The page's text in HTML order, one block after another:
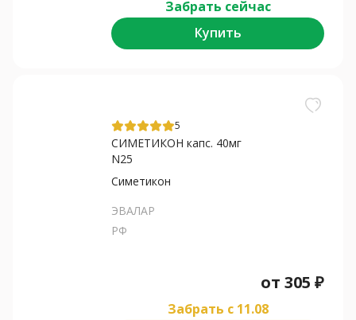
Забрать сейчас
Купить
5
СИМЕТИКОН капс. 40мг
N25
Симетикон
ЭВАЛАР
РФ
от 305 ₽
Забрать c 11.08